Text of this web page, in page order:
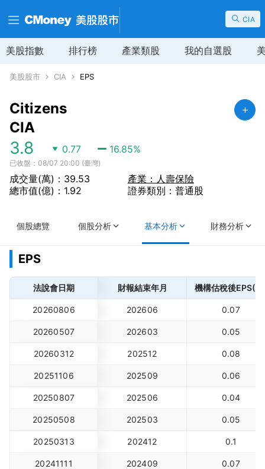
CIA
美股指數 排行榜 產業類股 我的自選股
美股股市 CIA EPS
Citizens
CIA
3.8 0.77 16.85%
已收盤：08/07 20:00 (臺灣)
成交量(萬)：39.53
總市值(億)：1.92
產業：人壽保險
證券類別：普通股
個股總覽 個股分析 基本分析 財務分析
EPS
法說會日期 財報結束年月 機構估稅後EPS(
20260806 202606 0.07
20260507 202603 0.05
20260312 202512 0.08
20251106 202509 0.06
20250807 202506 0.04
20250508 202503 0.05
20250313 202412 0.1
20241111 202409 0.07